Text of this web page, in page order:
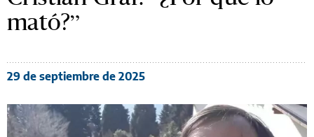
mató?”
29 de septiembre de 2025